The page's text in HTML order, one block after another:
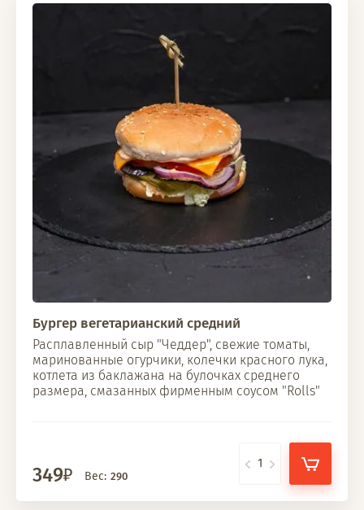
Бургер вегетарианский средний
Расплавленный сыр "Чеддер", свежие томаты,
маринованные огурчики, колечки красного лука,
котлета из баклажана на булочках среднего
размера, смазанных фирменным соусом "Rolls"
349 Вес: 290